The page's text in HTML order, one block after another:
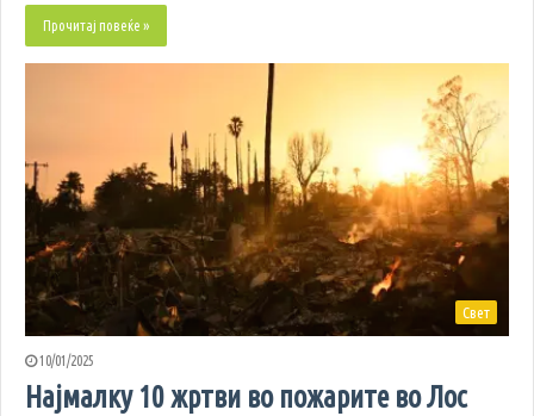
Прочитај повеќе »
Свет
10/01/2025
Најмалку 10 жртви во пожарите во Лос